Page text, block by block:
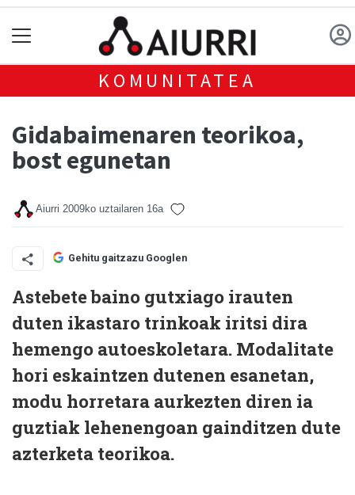
KOMUNITATEA
Gidabaimenaren teorikoa,
bost egunetan
Aiurri 2009ko uztailaren 16a
Gehitu gaitzazu Googlen
Astebete baino gutxiago irauten
duten ikastaro trinkoak iritsi dira
hemengo autoeskoletara. Modalitate
hori eskaintzen dutenen esanetan,
modu horretara aurkezten diren ia
guztiak lehenengoan gainditzen dute
azterketa teorikoa.